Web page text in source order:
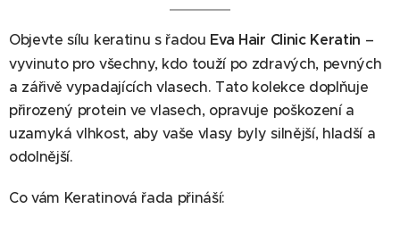
Objevte sílu keratinu s řadou Eva Hair Clinic Keratin –
vyvinuto pro všechny, kdo touží po zdravých, pevných
a zářivě vypadajících vlasech. Tato kolekce doplňuje
přirozený protein ve vlasech, opravuje poškození a
uzamyká vlhkost, aby vaše vlasy byly silnější, hladší a
odolnější.
Co vám Keratinová řada přináší: